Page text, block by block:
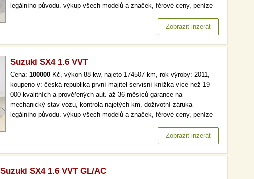
legálního původu. výkup všech modelů a značek, férové ceny, peníze
36 měsíců garance na mechanický stav vozu, kontrola najetých km.…
Zobrazit inzerát
Suzuki SX4 1.6 VVT
Cena: 100000 Kč, výkon 88 kw, najeto 174507 km, rok výroby: 2011,
koupeno v: česká republika první majitel servisní knížka více než 19
000 kvalitních a prověřených aut. až 36 měsíců garance na
mechanický stav vozu, kontrola najetých km. doživotní záruka
legálního původu. výkup všech modelů a značek, férové ceny, peníze
prověřených aut. až 36 měsíců garance na mechanický stav vozu,
Zobrazit inzerát
Suzuki SX4 1.6 VVT GL/AC